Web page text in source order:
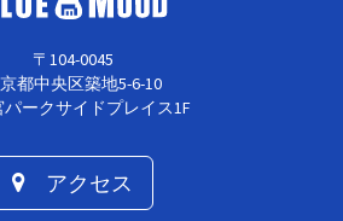
〒104-0045
都中央区築地5-6-10
ークサイドプレイス1F
アクセス